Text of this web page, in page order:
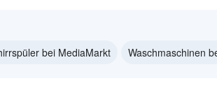
bei MediaMarkt Waschmaschinen